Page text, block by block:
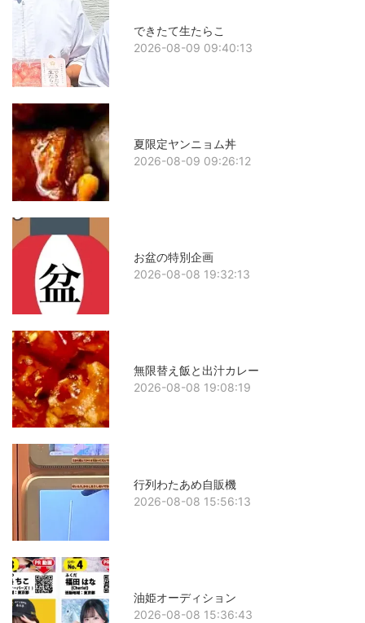
できたて生たらこ
2026-08-09 09:40:13
夏限定ヤンニョム丼
2026-08-09 09:26:12
お盆の特別企画
2026-08-08 19:32:13
無限替え飯と出汁カレー
2026-08-08 19:08:19
行列わたあめ自販機
2026-08-08 15:56:13
油姫オーディション
2026-08-08 15:36:43